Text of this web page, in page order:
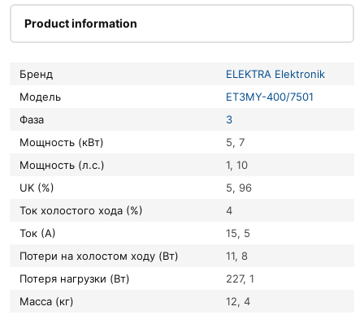
Product information
Бренд
ELEKTRA Elektronik
Модель
ET3MY-400/7501
Фаза
3
Мощность (кВт)
5, 7
Мощность (л.с.)
1, 10
UK (%)
5, 96
Ток холостого хода (%)
4
Ток (А)
15, 5
Потери на холостом ходу (Вт)
11, 8
Потеря нагрузки (Вт)
227, 1
Масса (кг)
12, 4